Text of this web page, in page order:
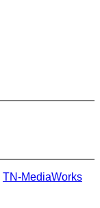
TN-MediaWorks